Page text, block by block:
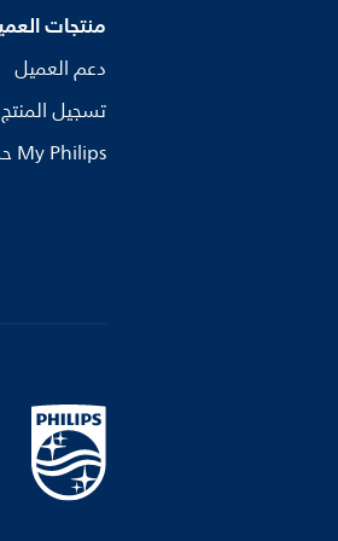
منتجات
دعم العميل
تسجيل المنتج
My Philips حساب